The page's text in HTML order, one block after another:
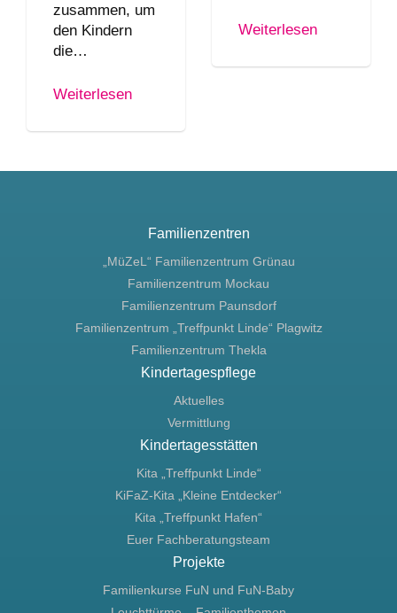
zusammen, um
den Kindern
die…
Weiterlesen
Weiterlesen
Familienzentren
„MüZeL“ Familienzentrum Grünau
Familienzentrum Mockau
Familienzentrum Paunsdorf
Familienzentrum „Treffpunkt Linde“ Plagwitz
Familienzentrum Thekla
Kindertagespflege
Aktuelles
Vermittlung
Kindertagesstätten
Kita „Treffpunkt Linde“
KiFaZ-Kita „Kleine Entdecker“
Kita „Treffpunkt Hafen“
Euer Fachberatungsteam
Projekte
Familienkurse FuN und FuN-Baby